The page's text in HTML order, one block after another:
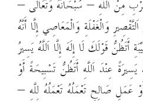
مِنْ اَللَّهِ – سُبْحَانَهُ وَتَعَالَى –
وَالْغَفْلَةِ وَالْمَعَاصِي إِلَّا أَنَّهُ
أَتَظُنُّ قَوْلَكَ لَا إِلَهَ إِلَّا اَللَّهُ يَسِيرُ
عِنْدَ اَللَّهِ أَتَظُنُّ تَسْبِيحَةً أَوْ
عَمَلِ صَالِحٍ تَعْمَلُهُ تَعْمَلُهُ لِلَّهِ –